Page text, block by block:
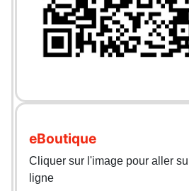
eBoutique
Cliquer sur l'image pour aller
ligne